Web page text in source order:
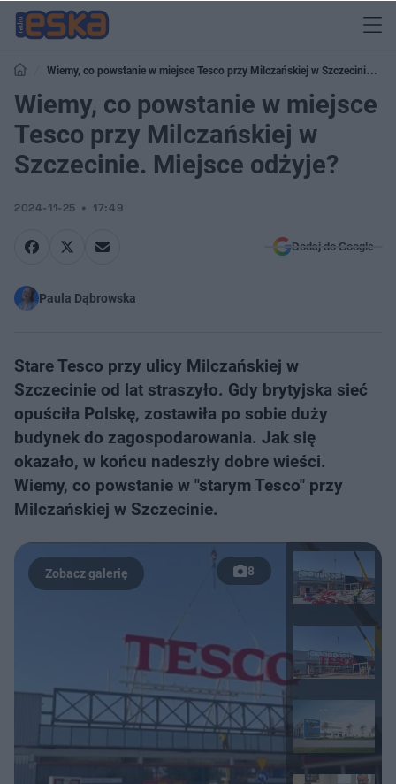
Wiemy, co powstanie w miejsce Tesco przy Milczańskiej w Szczecinie.
Miejsce odżyje?
Wiemy, co powstanie w miejsce
Tesco przy Milczańskiej w
Szczecinie. Miejsce odżyje?
2024-11-25 17:49
Dodaj do Google
Paula Dąbrowska
Stare Tesco przy ulicy Milczańskiej w
Szczecinie od lat straszyło. Gdy brytyjska sieć
opuściła Polskę, zostawiła po sobie duży
budynek do zagospodarowania. Jak się
okazało, w końcu nadeszły dobre wieści.
Wiemy, co powstanie w "starym Tesco" przy
Milczańskiej w Szczecinie.
8